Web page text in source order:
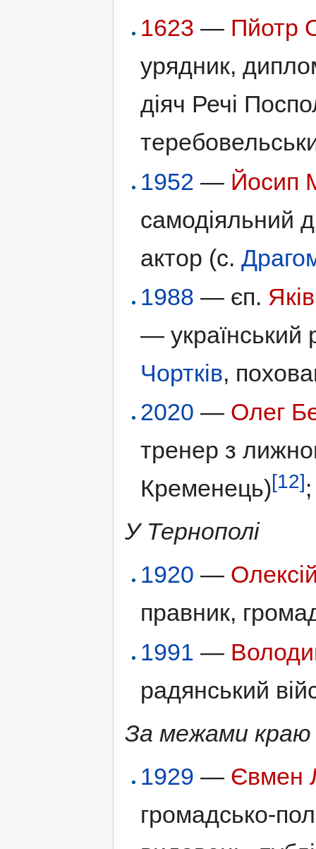
1623 — Пйотр
урядник,
діяч Речі
1952 — Йосип
самодіяльний
актор (с.
1988 — єп.
— український
Чортків,
2020 — Олег
тренер з
Кременець)[12];
У Тернополі
1920 —
правник,
1991 —
радянський
За межами краю
1929 — Євмен
громадсько-